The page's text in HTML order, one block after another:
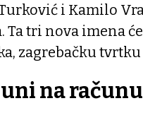
i Kamilo
Ta tri nova imena
zagrebačku
na računu